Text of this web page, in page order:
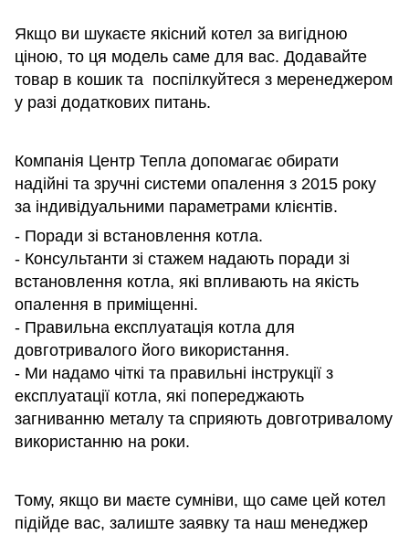
Якщо ви шукаєте якісний котел за вигідною
ціною, то ця модель саме для вас. Додавайте
товар в кошик та поспілкуйтеся з меренеджером
у разі додаткових питань.
Компанія Центр Тепла допомагає обирати
надійні та зручні системи опалення з 2015 року
за індивідуальними параметрами клієнтів.
- Поради зі встановлення котла.
- Консультанти зі стажем надають поради зі
встановлення котла, які впливають на якість
опалення в приміщенні.
- Правильна експлуатація котла для
довготривалого його використання.
- Ми надамо чіткі та правильні інструкції з
експлуатації котла, які попереджають
загниванню металу та сприяють довготривалому
використанню на роки.
Тому, якщо ви маєте сумніви, що саме цей котел
підійде вас, залиште заявку та наш менеджер